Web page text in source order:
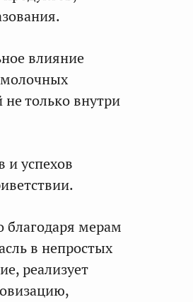
влияние
молочных
только внутри
и успехов
благодаря мерам
в непростых
реализует